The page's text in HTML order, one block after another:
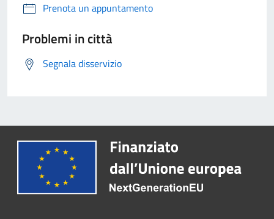
Prenota un appuntamento
Problemi in città
Segnala disservizio